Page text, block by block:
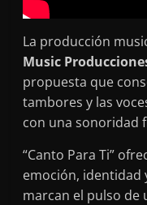
La producción
Music
propuesta que
tambores y las
con una sonoridad
“Canto Para Ti”
emoción, identidad
marcan el pulso